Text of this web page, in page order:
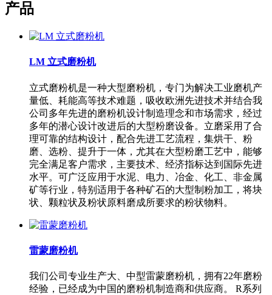
产品
LM 立式磨粉机
立式磨粉机是一种大型磨粉机，专门为解决工业磨机产
量低、耗能高等技术难题，吸收欧洲先进技术并结合我
公司多年先进的磨粉机设计制造理念和市场需求，经过
多年的潜心设计改进后的大型粉磨设备。立磨采用了合
理可靠的结构设计，配合先进工艺流程，集烘干、粉
磨、选粉、提升于一体，尤其在大型粉磨工艺中，能够
完全满足客户需求，主要技术、经济指标达到国际先进
水平。可广泛应用于水泥、电力、冶金、化工、非金属
矿等行业，特别适用于各种矿石的大型制粉加工，将块
状、颗粒状及粉状原料磨成所要求的粉状物料。
雷蒙磨粉机
我们公司专业生产大、中型雷蒙磨粉机，拥有22年磨粉
经验，已经成为中国的磨粉机制造商和供应商。 R系列